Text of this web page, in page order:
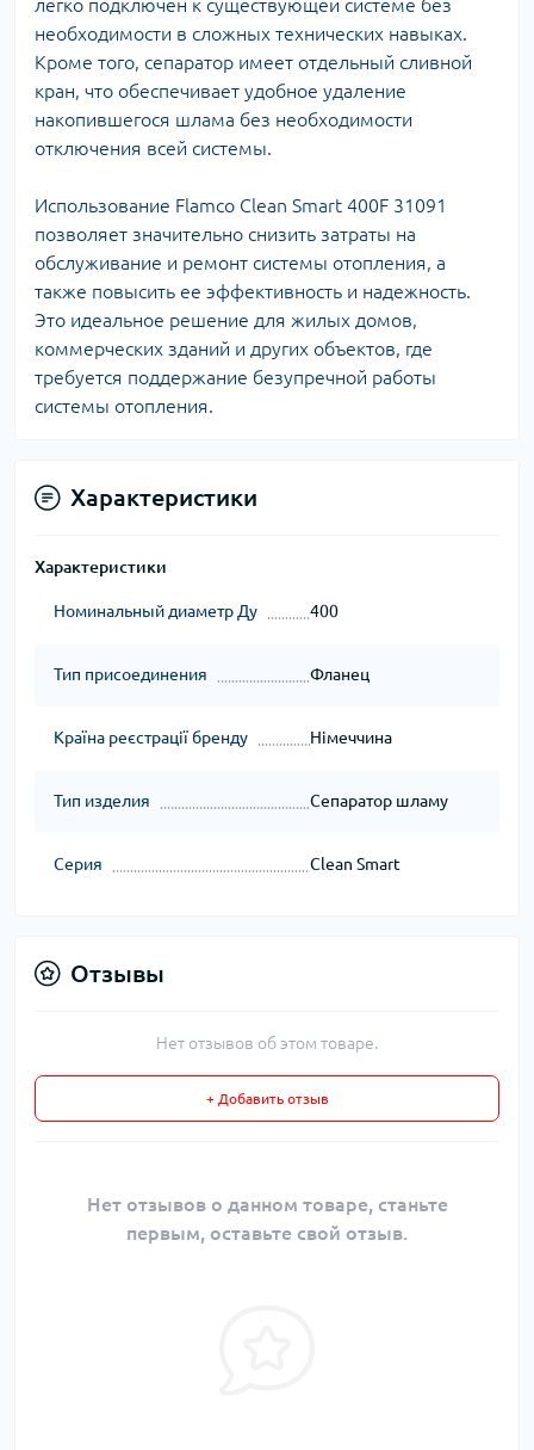
легко подключен к существующей системе без
необходимости в сложных технических навыках.
Кроме того, сепаратор имеет отдельный сливной
кран, что обеспечивает удобное удаление
накопившегося шлама без необходимости
отключения всей системы.
Использование Flamco Clean Smart 400F 31091
позволяет значительно снизить затраты на
обслуживание и ремонт системы отопления, а
также повысить ее эффективность и надежность.
Это идеальное решение для жилых домов,
коммерческих зданий и других объектов, где
требуется поддержание безупречной работы
системы отопления.
Характеристики
Характеристики
Номинальный диаметр Ду 400
Тип присоединения Фланец
Країна реєстрації бренду Німеччина
Тип изделия Сепаратор шламу
Серия Clean Smart
Отзывы
Нет отзывов об этом товаре.
+ Добавить отзыв
Нет отзывов о данном товаре, станьте
первым, оставьте свой отзыв.